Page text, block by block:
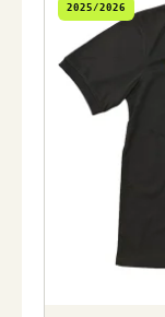
2025/2026